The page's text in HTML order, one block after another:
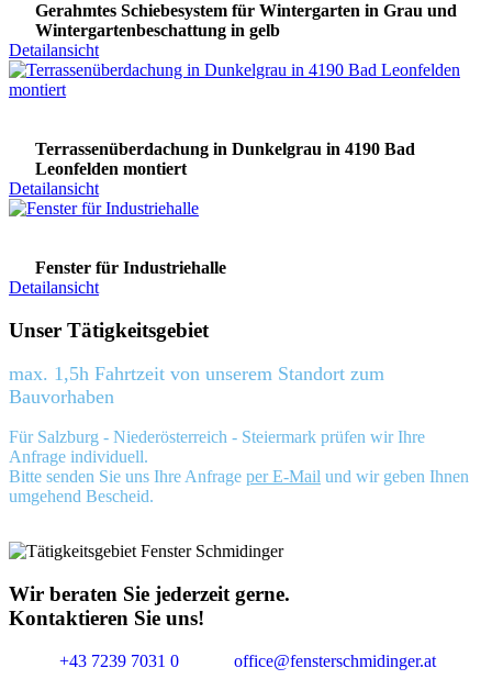
Gerahmtes Schiebesystem für Wintergarten in Grau und
Wintergartenbeschattung in gelb
Detailansicht
Terrassenüberdachung in Dunkelgrau in 4190 Bad
Leonfelden montiert
Detailansicht
Fenster für Industriehalle
Detailansicht
Unser Tätigkeitsgebiet
max. 1,5h Fahrtzeit von unserem Standort zum
Bauvorhaben
Für Salzburg - Niederösterreich - Steiermark prüfen wir Ihre
Anfrage individuell.
Bitte senden Sie uns Ihre Anfrage per E-Mail und wir geben Ihnen
umgehend Bescheid.
Wir beraten Sie jederzeit gerne.
Kontaktieren Sie uns!
+43 7239 7031 0 office@fensterschmidinger.at